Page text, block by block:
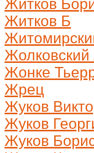
Житков
Житков Б
Жонке
Жрец
Жуков
Жуков
Жуков